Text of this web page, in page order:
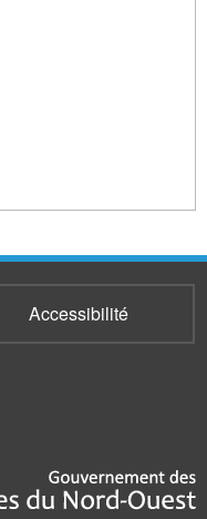
Accessibilité